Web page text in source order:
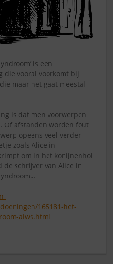
is een
die vooral voorkomt bij
maar het gaat meestal
is dat men voorwerpen
Of afstanden worden fout
opeens veel verder
zoals Alice in
om in het konijnenhol
schrijver van Alice in
165181-het-
aiws.html